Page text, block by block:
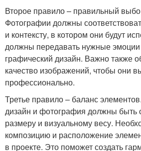
Второе правило – правильный
Фотографии должны
и контексту, в котором они будут
должны передавать нужные эмоции
графический дизайн. Важно также
качество изображений, чтобы они
профессионально.
Третье правило – баланс
дизайн и фотография должны быть
размеру и визуальному весу.
композицию и расположение
в проекте. Это поможет создать